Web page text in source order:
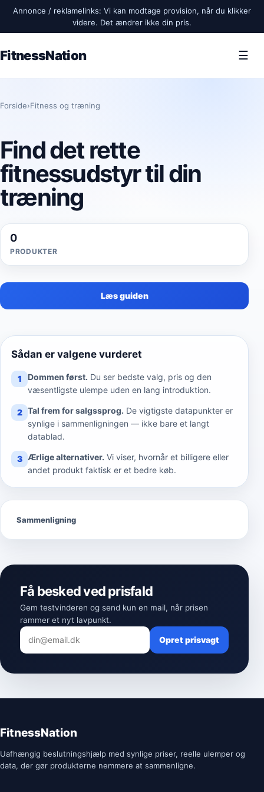
Annonce / reklamelinks: Vi kan modtage provision, når du klikker
videre. Det ændrer ikke din pris.
FitnessNation ☰
Forside›Fitness og træning
Find det rette
fitnessudstyr til din
træning
0
PRODUKTER
Læs guiden
Sådan er valgene vurderet
1 Dommen først. Du ser bedste valg, pris og den
væsentligste ulempe uden en lang introduktion.
2 Tal frem for salgssprog. De vigtigste datapunkter er
synlige i sammenligningen — ikke bare et langt
datablad.
3 Ærlige alternativer. Vi viser, hvornår et billigere eller
andet produkt faktisk er et bedre køb.
Sammenligning
Få besked ved prisfald
Gem testvinderen og send kun en mail, når prisen
rammer et nyt lavpunkt.
Opret prisvagt
FitnessNation
Uafhængig beslutningshjælp med synlige priser, reelle ulemper og
data, der gør produkterne nemmere at sammenligne.